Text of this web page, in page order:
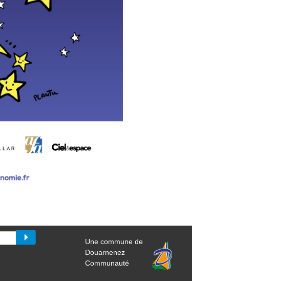
Une commune de
Douarnenez
Communauté